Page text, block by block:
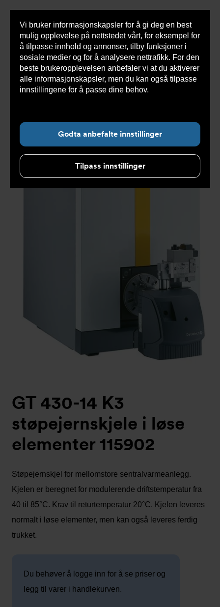
Vi bruker informasjonskapsler for å gi deg en best
mulig opplevelse på nettstedet vårt, for eksempel for
å tilpasse innhold og annonser, tilby funksjoner i
sosiale medier og for å analysere nettrafikk. For den
beste brukeropplevelsen anbefaler vi at du aktiverer
alle informasjonskapsler, men du kan også tilpasse
innstillingene for å passe dine behov.
Godta anbefalte innstillinger
Tilpass innstillinger
Du
her:
Armatec > Produkter > Varmesystemer >
Olje og
gass
> GT 430 støpeernskjele >
GT 430-14 K3
støpejernskjele i løse elementer 115902
GT 430-14 K3
støpejernskjele i løse
elementer 115902
Støpejernskjel for mellomstore sentralvarmeanlegg.
Kjelen er beregnet for modulerende driftstemperatur fra
40 til 85°C. Krav til returtemperatur 20°C. Kjelen leveres
normalt i løse elementer, men kan også leveres ferdig
trukket.
Du behøver å logge inn for å se priser og
legg til varer i handlekurven.